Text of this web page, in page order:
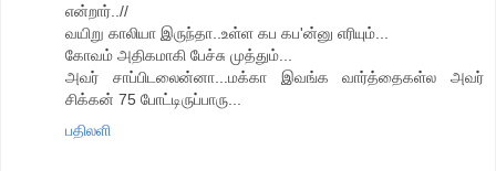
என்றார்..//
வயிறு காலியா இருந்தா..உள்ள கப கப'ன்னு எரியும்...
கோவம் அதிகமாகி பேச்சு முத்தும்...
அவர் சாப்பிடலைன்னா...மக்கா இவங்க வார்த்தைகள்ல அவர்
சிக்கன் 75 போட்டிருப்பாரு...
பதிலளி